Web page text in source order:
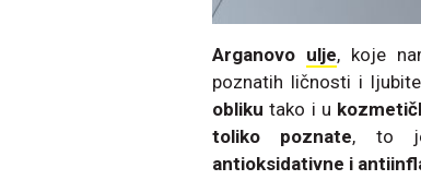
Arganovo ulje, koje
poznatih ličnosti i
obliku tako i u
toliko poznate, to je
antioksidativne i